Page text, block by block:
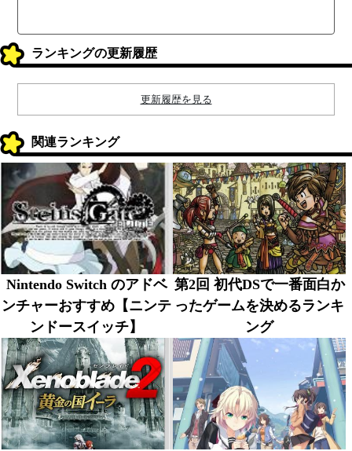
ランキングの更新履歴
更新履歴を見る
関連ランキング
Nintendo Switch のアドベ
ンチャーおすすめ【ニンテ
ンドースイッチ】
第2回 初代DSで一番面白か
ったゲームを決めるランキ
ング